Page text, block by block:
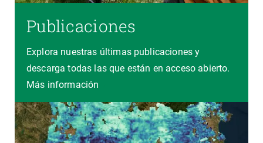
Publicaciones
Explora nuestras últimas publicaciones y
descarga todas las que están en acceso abierto.
Más información